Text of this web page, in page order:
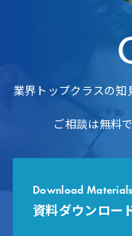
業界トップクラスの知
ご相談は無料
Download Materials
資料ダウンロー